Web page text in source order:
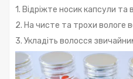
1. Відріжте носик капсули та
2. На чисте та трохи вологе
3. Укладіть волосся